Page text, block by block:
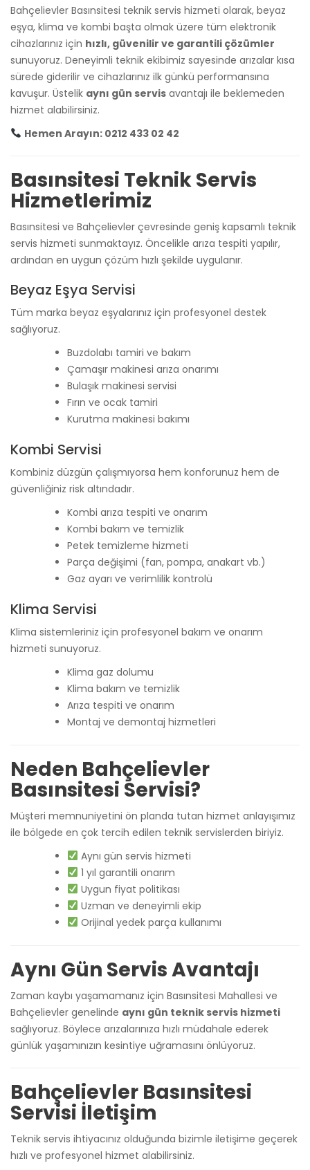
Bahçelievler Basınsitesi teknik servis hizmeti olarak, beyaz
eşya, klima ve kombi başta olmak üzere tüm elektronik
cihazlarınız için hızlı, güvenilir ve garantili çözümler
sunuyoruz. Deneyimli teknik ekibimiz sayesinde arızalar kısa
sürede giderilir ve cihazlarınız ilk günkü performansına
kavuşur. Üstelik aynı gün servis avantajı ile beklemeden
hizmet alabilirsiniz.
Hemen Arayın: 0212 433 02 42
Basınsitesi Teknik Servis
Hizmetlerimiz
Basınsitesi ve Bahçelievler çevresinde geniş kapsamlı teknik
servis hizmeti sunmaktayız. Öncelikle arıza tespiti yapılır,
ardından en uygun çözüm hızlı şekilde uygulanır.
Beyaz Eşya Servisi
Tüm marka beyaz eşyalarınız için profesyonel destek
sağlıyoruz.
Buzdolabı tamiri ve bakım
Çamaşır makinesi arıza onarımı
Bulaşık makinesi servisi
Fırın ve ocak tamiri
Kurutma makinesi bakımı
Kombi Servisi
Kombiniz düzgün çalışmıyorsa hem konforunuz hem de
güvenliğiniz risk altındadır.
Kombi arıza tespiti ve onarım
Kombi bakım ve temizlik
Petek temizleme hizmeti
Parça değişimi (fan, pompa, anakart vb.)
Gaz ayarı ve verimlilik kontrolü
Klima Servisi
Klima sistemleriniz için profesyonel bakım ve onarım
hizmeti sunuyoruz.
Klima gaz dolumu
Klima bakım ve temizlik
Arıza tespiti ve onarım
Montaj ve demontaj hizmetleri
Neden Bahçelievler
Basınsitesi Servisi?
Müşteri memnuniyetini ön planda tutan hizmet anlayışımız
ile bölgede en çok tercih edilen teknik servislerden biriyiz.
Aynı gün servis hizmeti
1 yıl garantili onarım
Uygun fiyat politikası
Uzman ve deneyimli ekip
Orijinal yedek parça kullanımı
Aynı Gün Servis Avantajı
Zaman kaybı yaşamamanız için Basınsitesi Mahallesi ve
Bahçelievler genelinde aynı gün teknik servis hizmeti
sağlıyoruz. Böylece arızalarınıza hızlı müdahale ederek
günlük yaşamınızın kesintiye uğramasını önlüyoruz.
Bahçelievler Basınsitesi
Servisi İletişim
Teknik servis ihtiyacınız olduğunda bizimle iletişime geçerek
hızlı ve profesyonel hizmet alabilirsiniz.